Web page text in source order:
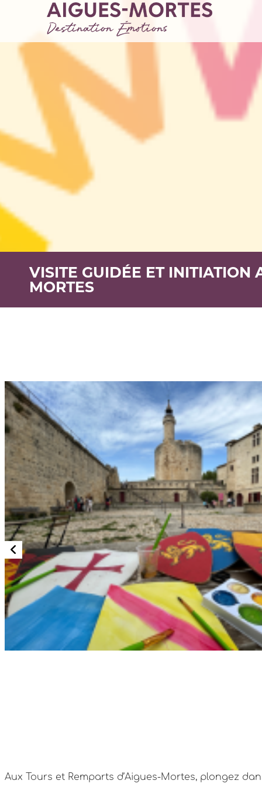
VISITE GUIDÉE ET INITIATION
MORTES
Aux Tours et Remparts d’Aigues-Mortes, plongez